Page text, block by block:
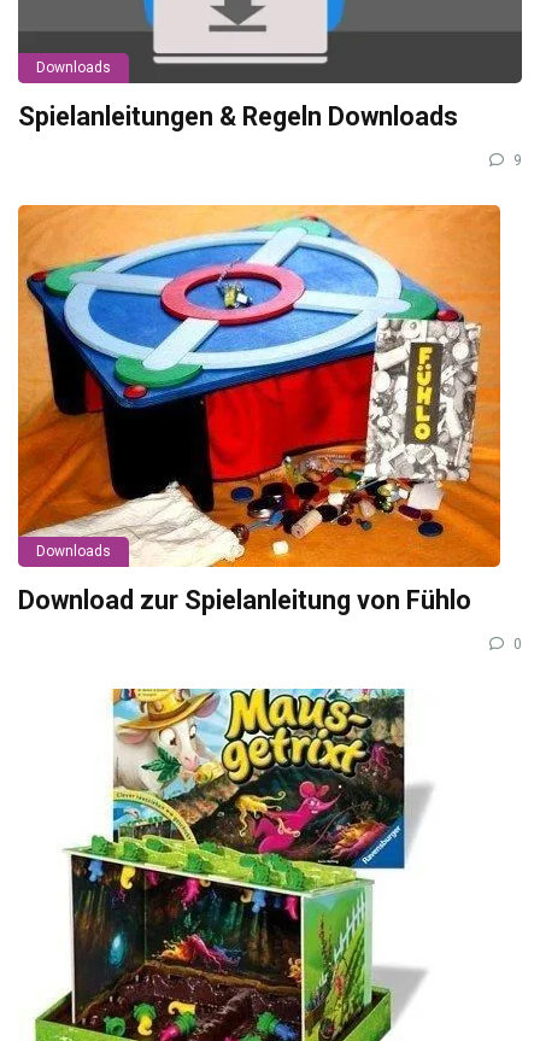
Downloads
Spielanleitungen & Regeln Downloads
9
Downloads
Download zur Spielanleitung von Fühlo
0